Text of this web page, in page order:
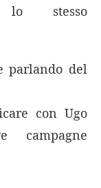
stesso
parlando del
con Ugo
campagne